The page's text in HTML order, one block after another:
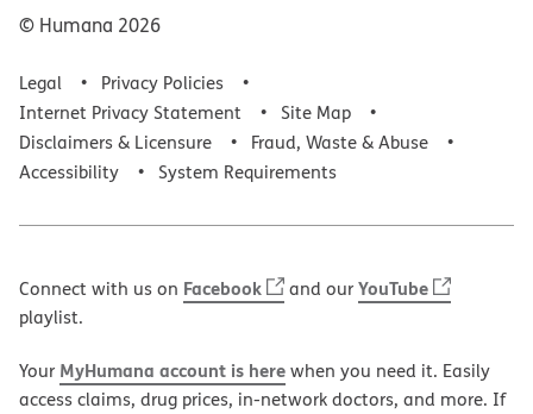
© Humana 2026
Legal
Privacy Policies
Internet Privacy Statement
Site Map
Disclaimers & Licensure
Fraud, Waste & Abuse
Accessibility
System Requirements
Connect with us on Facebook and ourYouTube
playlist.
Your MyHumana account is herewhen you need it. Easily
access claims, drug prices, in-network doctors, and more. If